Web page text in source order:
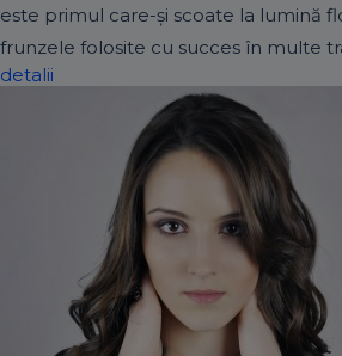
este primul care-și scoate la lumină
frunzele folosite cu succes în multe
detalii